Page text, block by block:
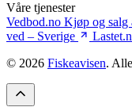
Våre tjenester
Vedbod.no Kjøp og salg
ved – Sverige
© 2026 Fiskeavisen.